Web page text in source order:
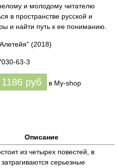
и молодому читателю
в пространстве русской и
и найти путь к ее пониманию.
(2018)
63-3
1186 руб в My-shop
Описание
из четырех повестей, в
серьезные